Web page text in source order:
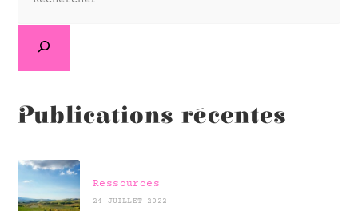
Publications récentes
Ressources
24 JUILLET 2022